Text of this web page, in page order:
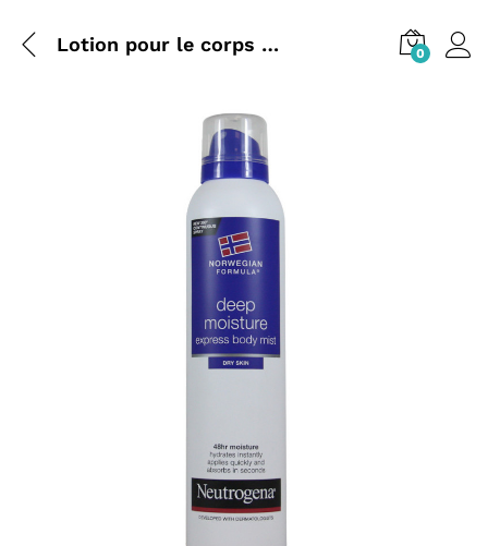
Lotion pour le corps Neutrogena vaporisateur 200 ml Hydratant à absorption rapide pour les peaux sèches 0